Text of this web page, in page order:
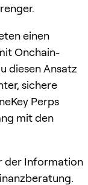
einen
Onchain-
diesen Ansatz
sichere
Perps
mit den
der Information